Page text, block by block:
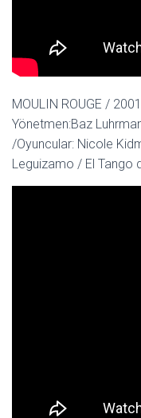
MOULIN ROUGE /
Yönetmen:Baz
/Oyuncular: Nicole
Leguizamo / El Tango